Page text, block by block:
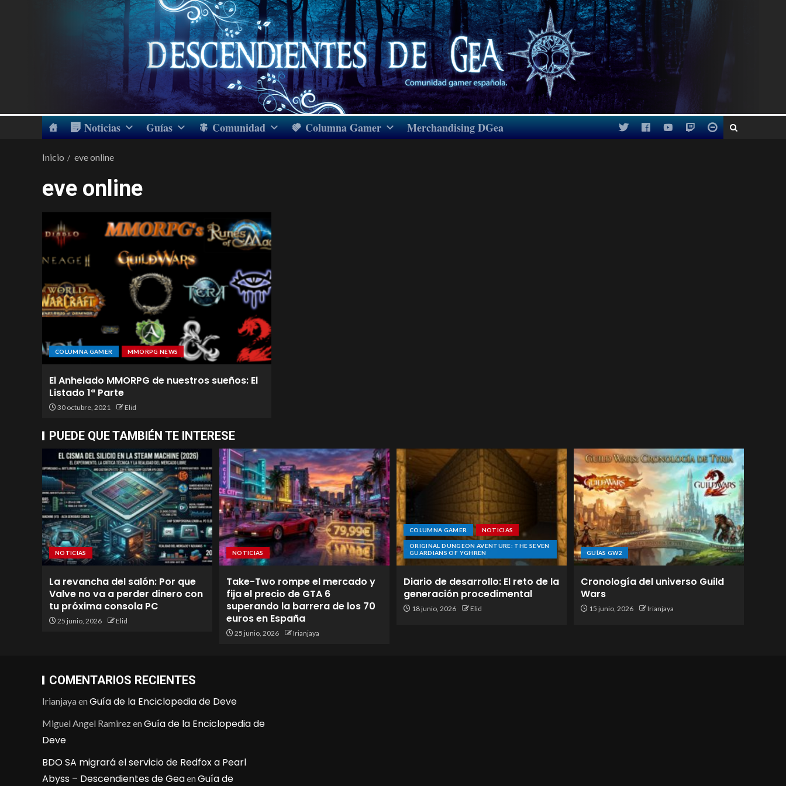
Noticias Guías Comunidad Columna Gamer Merchandising DGea
Inicio eve online
eve online
COLUMNA GAMER MMORPG NEWS
El Anhelado MMORPG de nuestros sueños: El
Listado 1ª Parte
30 octubre, 2021 Elid
PUEDE QUE TAMBIÉN TE INTERESE
NOTICIAS
La revancha del salón: Por que
Valve no va a perder dinero con
tu próxima consola PC
25 junio, 2026 Elid
NOTICIAS
Take-Two rompe el mercado y
fija el precio de GTA 6
superando la barrera de los 70
euros en España
25 junio, 2026 Irianjaya
COLUMNA GAMER NOTICIAS
ORIGINAL DUNGEON AVENTURE: THE SEVEN
GUARDIANS OF YGHREN
Diario de desarrollo: El reto de la
generación procedimental
18 junio, 2026 Elid
GUÍAS GW2
Cronología del universo Guild
Wars
15 junio, 2026 Irianjaya
COMENTARIOS RECIENTES
IrianjayaenGuía de la Enciclopedia de Deve
Miguel Angel RamirezenGuía de la Enciclopedia de
Deve
BDO SA migrará el servicio de Redfox a Pearl
Abyss – Descendientes de GeaenGuía de